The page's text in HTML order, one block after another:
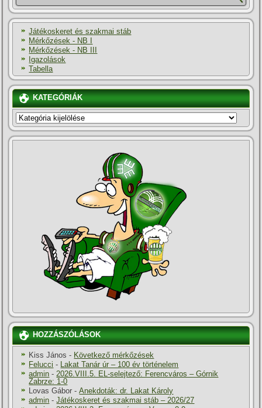
Játékoskeret és szakmai stáb
Mérkőzések - NB I
Mérkőzések - NB III
Igazolások
Tabella
KATEGÓRIÁK
KATEGÓRIÁK
HOZZÁSZÓLÁSOK
Kiss János - Következő mérkőzések
Felucci -
Lakat Tanár úr – 100 év történelem
admin - 2026.VIII.5. EL-selejtező: Ferencváros – Górnik
Zabrze: 1-0
Lovas Gábor -Anekdoták: dr. Lakat Károly
admin -Játékoskeret és szakmai stáb – 2026/27